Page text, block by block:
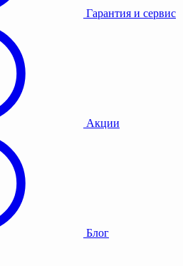
Гарантия и сервис
Акции
Блог